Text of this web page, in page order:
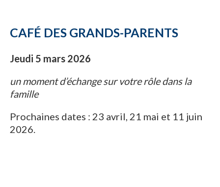
CAFÉ DES GRANDS-PARENTS
Jeudi 5 mars 2026
un moment d’échange sur votre rôle dans la
famille
Prochaines dates : 23 avril, 21 mai et 11 juin
2026.